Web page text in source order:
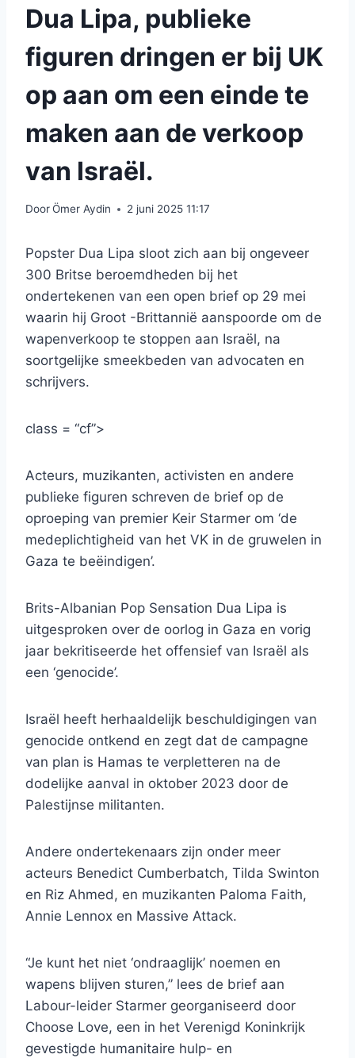
Dua Lipa, publieke
figuren dringen er bij UK
op aan om een ​​einde te
maken aan de verkoop
van Israël.
DoorÖmer Aydin 2 juni 2025 11:17
Popster Dua Lipa sloot zich aan bij ongeveer
300 Britse beroemdheden bij het
ondertekenen van een open brief op 29 mei
waarin hij Groot -Brittannië aanspoorde om de
wapenverkoop te stoppen aan Israël, na
soortgelijke smeekbeden van advocaten en
schrijvers.
class = “cf”>
Acteurs, muzikanten, activisten en andere
publieke figuren schreven de brief op de
oproeping van premier Keir Starmer om ‘de
medeplichtigheid van het VK in de gruwelen in
Gaza te beëindigen’.
Brits-Albanian Pop Sensation Dua Lipa is
uitgesproken over de oorlog in Gaza en vorig
jaar bekritiseerde het offensief van Israël als
een ‘genocide’.
Israël heeft herhaaldelijk beschuldigingen van
genocide ontkend en zegt dat de campagne
van plan is Hamas te verpletteren na de
dodelijke aanval in oktober 2023 door de
Palestijnse militanten.
Andere ondertekenaars zijn onder meer
acteurs Benedict Cumberbatch, Tilda Swinton
en Riz Ahmed, en muzikanten Paloma Faith,
Annie Lennox en Massive Attack.
“Je kunt het niet ‘ondraaglijk’ noemen en
wapens blijven sturen,” lees de brief aan
Labour-leider Starmer georganiseerd door
Choose Love, een in het Verenigd Koninkrijk
gevestigde humanitaire hulp- en